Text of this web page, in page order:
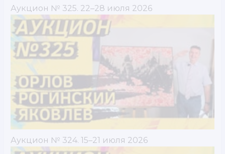
Аукцион № 325. 22–28 июля 2026
Аукцион № 324. 15–21 июля 2026